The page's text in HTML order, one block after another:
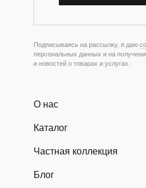
Подписываясь на рассылку, я даю
персональных данных и на
и новостей о товарах и услугах.
Каталог
О нас
Блог
Частная коллекция